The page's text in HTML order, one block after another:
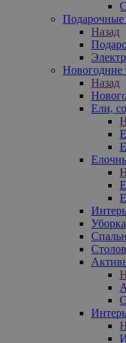
Подарочные
Назад
Новогодние
Назад
Ели,